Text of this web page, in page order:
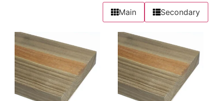
Main Secondary